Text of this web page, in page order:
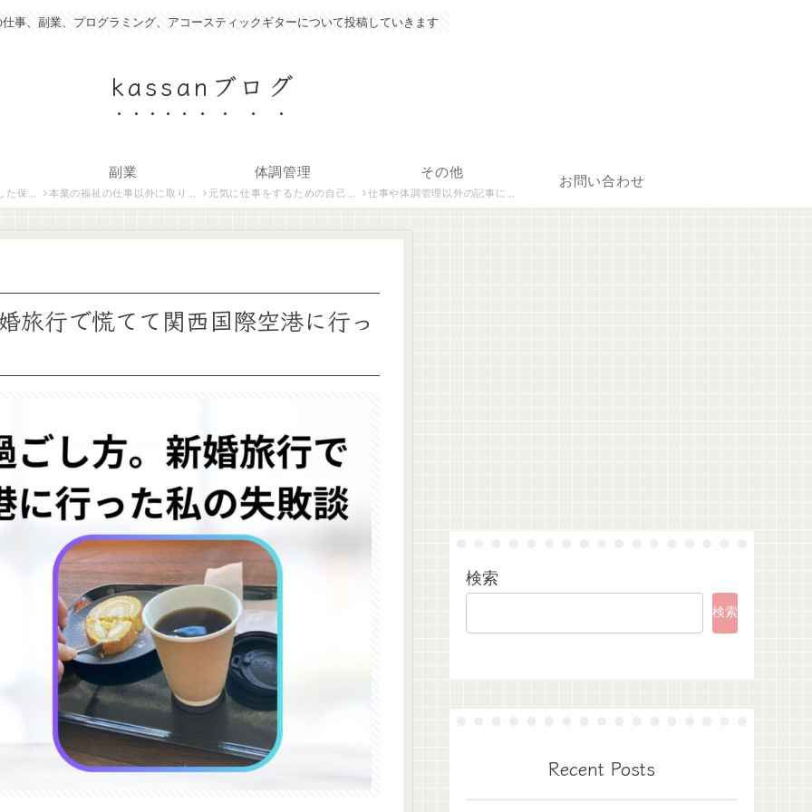
仕事、副業、プログラミング、アコースティックギターについて投稿していきます
kassanブログ
紹介します。
副業
本業の福祉の仕事以外に取り組んでいる仕事について紹介します。
体調管理
元気に仕事をするための自己管理術について説明します。
その他
仕事や体調管理以外の記事について執筆しています。
お問い合わせ
旅行で慌てて関西国際空港に行っ
検索
検索
Recent Posts